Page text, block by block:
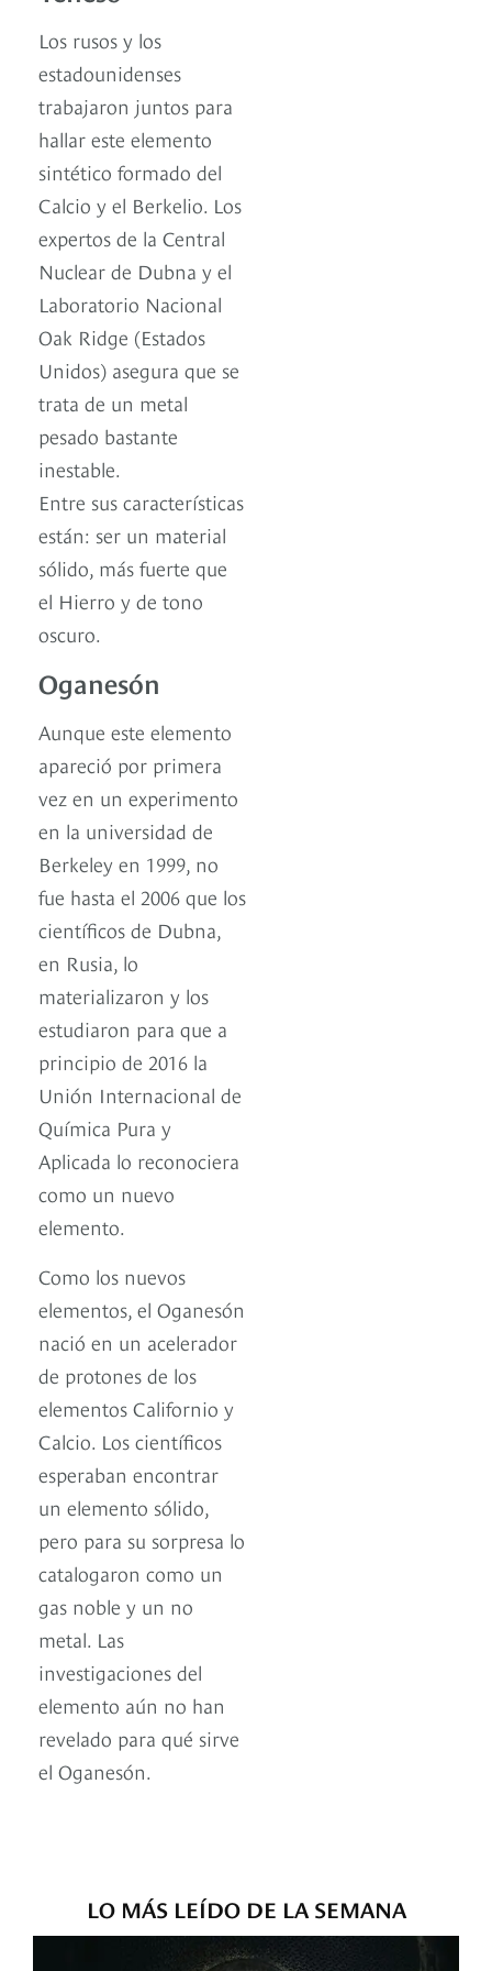
Los rusos y los
estadounidenses
trabajaron juntos para
hallar este elemento
sintético formado del
Calcio y el Berkelio. Los
expertos de la Central
Nuclear de Dubna y el
Laboratorio Nacional
Oak Ridge (Estados
Unidos) asegura que se
trata de un metal
pesado bastante
inestable.
Entre sus características
están: ser un material
sólido, más fuerte que
el Hierro y de tono
oscuro.
Oganesón
Aunque este elemento
apareció por primera
vez en un experimento
en la universidad de
Berkeley en 1999, no
fue hasta el 2006 que los
científicos de Dubna,
en Rusia, lo
materializaron y los
estudiaron para que a
principio de 2016 la
Unión Internacional de
Química Pura y
Aplicada lo reconociera
como un nuevo
elemento.
Como los nuevos
elementos, el Oganesón
nació en un acelerador
de protones de los
elementos Californio y
Calcio. Los científicos
esperaban encontrar
un elemento sólido,
pero para su sorpresa lo
catalogaron como un
gas noble y un no
metal. Las
investigaciones del
elemento aún no han
revelado para qué sirve
el Oganesón.
LO MÁS LEÍDO DE LA SEMANA